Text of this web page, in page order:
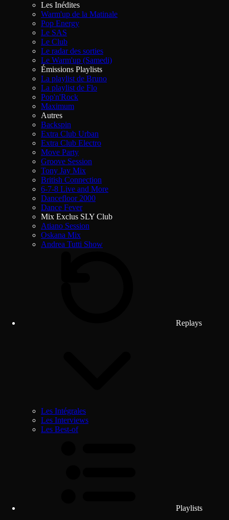
Les Inédites
Warm'up de la Matinale
Pop Energy
Le SAS
Le Club
Le radar des sorties
Le Warm'up (Samedi)
Émissions Playlists
La playlist de Bruno
La playlist de Flo
Pop'n'Rock
Maximum
Autres
Backspin
Extra Club Urban
Extra Club Electro
Move Party
Groove Session
Tony Jay Mix
British Connection
6-7-8 Live and More
Dancefloor 2000
Dance Fever
Mix Exclus SLY Club
Atiano Session
Oskana Mix
Andrea Tutti Show
Replays
Les Intégrales
Les Interviews
Les Best-of
Playlists